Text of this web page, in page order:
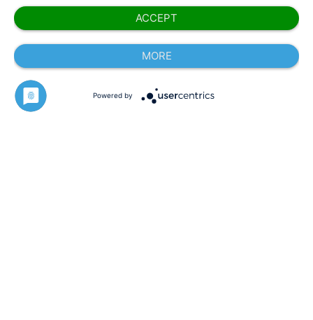
ACCEPT
MORE
Powered by